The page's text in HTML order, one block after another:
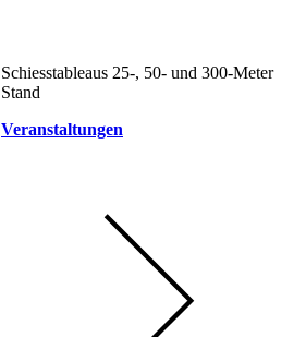
Schiesstableaus 25-, 50- und 300-Meter
Stand
Veranstaltungen